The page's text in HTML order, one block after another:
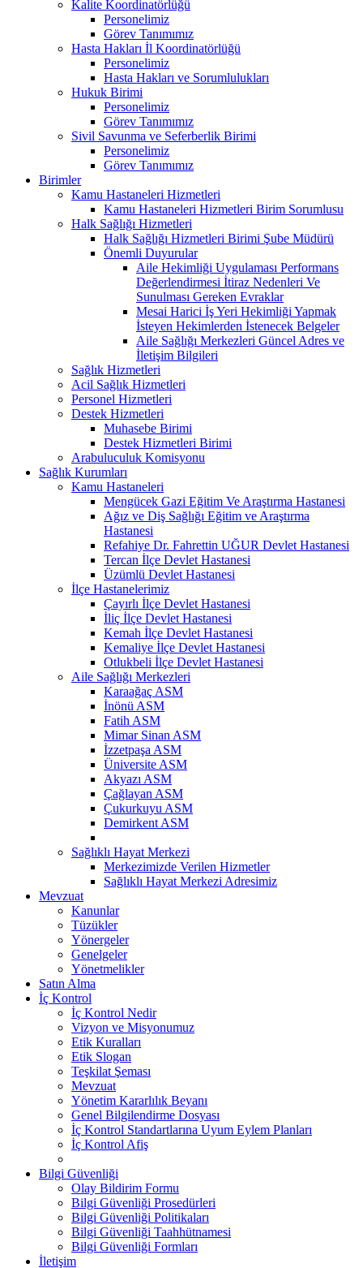
Kalite Koordinatörlüğü
Personelimiz
Görev Tanımımız
Hasta Hakları İl Koordinatörlüğü
Personelimiz
Hasta Hakları ve Sorumlulukları
Hukuk Birimi
Personelimiz
Görev Tanımımız
Sivil Savunma ve Seferberlik Birimi
Personelimiz
Görev Tanımımız
Birimler
Kamu Hastaneleri Hizmetleri
Kamu Hastaneleri Hizmetleri Birim Sorumlusu
Halk Sağlığı Hizmetleri
Halk Sağlığı Hizmetleri Birimi Şube Müdürü
Önemli Duyurular
Aile Hekimliği Uygulaması Performans
Değerlendirmesi İtiraz Nedenleri Ve
Sunulması Gereken Evraklar
Mesai Harici İş Yeri Hekimliği Yapmak
İsteyen Hekimlerden İstenecek Belgeler
Aile Sağlığı Merkezleri Güncel Adres ve
İletişim Bilgileri
Sağlık Hizmetleri
Acil Sağlık Hizmetleri
Personel Hizmetleri
Destek Hizmetleri
Muhasebe Birimi
Destek Hizmetleri Birimi
Arabuluculuk Komisyonu
Sağlık Kurumları
Kamu Hastaneleri
Mengücek Gazi Eğitim Ve Araştırma Hastanesi
Ağız ve Diş Sağlığı Eğitim ve Araştırma
Hastanesi
Refahiye Dr. Fahrettin UĞUR Devlet Hastanesi
Tercan İlçe Devlet Hastanesi
Üzümlü Devlet Hastanesi
İlçe Hastanelerimiz
Çayırlı İlçe Devlet Hastanesi
İliç İlçe Devlet Hastanesi
Kemah İlçe Devlet Hastanesi
Kemaliye İlçe Devlet Hastanesi
Otlukbeli İlçe Devlet Hastanesi
Aile Sağlığı Merkezleri
Karaağaç ASM
İnönü ASM
Fatih ASM
Mimar Sinan ASM
İzzetpaşa ASM
Üniversite ASM
Akyazı ASM
Çağlayan ASM
Çukurkuyu ASM
Demirkent ASM
Sağlıklı Hayat Merkezi
Merkezimizde Verilen Hizmetler
Sağlıklı Hayat Merkezi Adresimiz
Mevzuat
Kanunlar
Tüzükler
Yönergeler
Genelgeler
Yönetmelikler
Satın Alma
İç Kontrol
İç Kontrol Nedir
Vizyon ve Misyonumuz
Etik Kuralları
Etik Slogan
Teşkilat Şeması
Mevzuat
Yönetim Kararlılık Beyanı
Genel Bilgilendirme Dosyası
İç Kontrol Standartlarına Uyum Eylem Planları
İç Kontrol Afiş
Bilgi Güvenliği
Olay Bildirim Formu
Bilgi Güvenliği Prosedürleri
Bilgi Güvenliği Politikaları
Bilgi Güvenliği Taahhütnamesi
Bilgi Güvenliği Formları
İletişim